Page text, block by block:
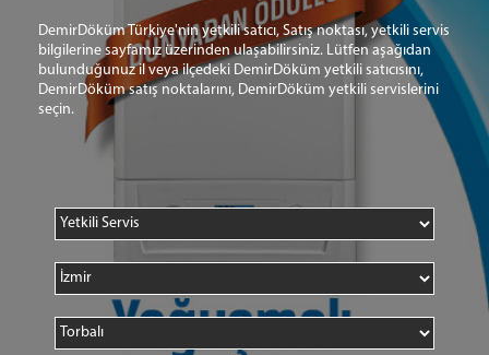
DemirDöküm Türkiye'nin yetkili satıcı, Satış noktası, yetkili servis
bilgilerine sayfamız üzerinden ulaşabilirsiniz. Lütfen aşağıdan
bulunduğunuz il veya ilçedeki DemirDöküm yetkili satıcısını,
DemirDöküm satış noktalarını, DemirDöküm yetkili servislerini
seçin.